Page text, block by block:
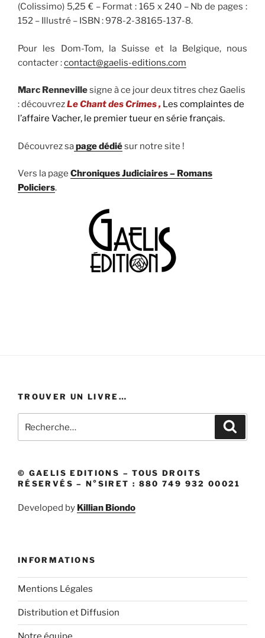
(Colissimo) 5,25 € – Format : 165 x 240 – Nb de pages :
152 – Illustré – ISBN : 978-2-38165-137-8.
Pour les Dom-Tom, la Suisse et la Belgique, nous
contacter :contact@gaelis-editions.com
Marc Rennevillesigne à ce jour deux titres chez Gaelis
: découvrezLe Chant des Crimes , Les complaintes de
l’affaire Vacher, le premier tueur en série français.
Découvrez sapage dédiésur notre site !
Vers la page Chroniques Judiciaires – Romans
Policiers.
TROUVER UN LIVRE…
pour
© GAELIS EDITIONS – TOUS DROITS
RÉSERVÉS – N°SIRET : 880 749 932 00021
Developed by Killian Biondo
INFORMATIONS
Mentions Légales
Distribution et Diffusion